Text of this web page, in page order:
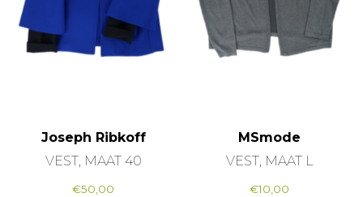
Joseph Ribkoff
VEST, MAAT 40
€50,00
MSmode
VEST, MAAT L
€10,00